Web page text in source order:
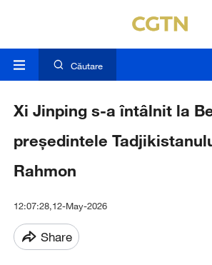
Căutare
Xi Jinping s-a întâlnit la
președintele
Rahmon
12:07:28,12-May-2026
Share